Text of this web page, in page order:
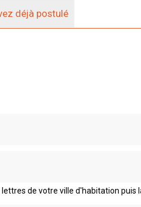
déjà postulé
de votre ville d'habitation puis